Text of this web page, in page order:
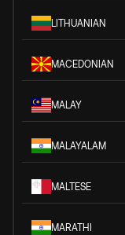
LITHUANIAN
MACEDONIAN
MALAY
MALAYALAM
MALTESE
MARATHI